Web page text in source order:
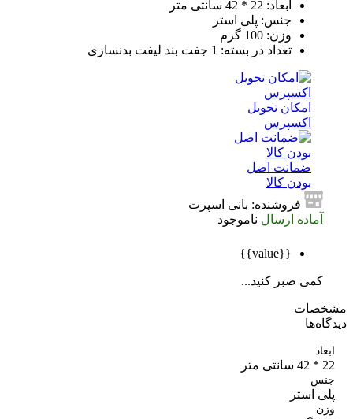
ابعاد: 22 * 42 سانتی متر
جنس: پلی استر
وزن: 100 گرم
تعداد در بسته: 1 جفت بند لیفت بدنسازی
امکان تحویل
اکسپرس
ضمانت اصل
بودن کالا
فروشنده: بانی اسپرت
آماده ارسال ناموجود
کمی صبر کنید...
استر